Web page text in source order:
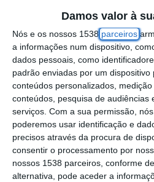
Damos valor à
Nós e os nossos 1538 parceiros
a informações num dispositivo,
dados pessoais, como
padrão enviadas por um dispositivo
conteúdos personalizados,
conteúdos, pesquisa de audiências
serviços. Com a sua permissão,
poderemos usar identificação e
precisos através da procura de
consentir o processamento por
nossos 1538 parceiros, conforme
alternativa, pode aceder a
A equipa de Infantis da
foi oficialmente
de Infantis em Futsal da
numa cerimónia que